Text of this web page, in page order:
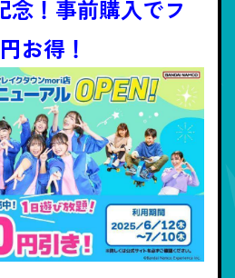
念！事前購入でフ
お得！